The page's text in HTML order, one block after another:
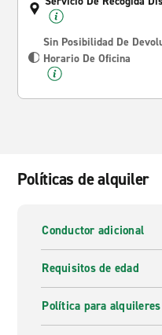
Sin Posibilidad De
Horario De Oficina
Políticas de alquiler
Conductor adicional
Requisitos de edad
Política para